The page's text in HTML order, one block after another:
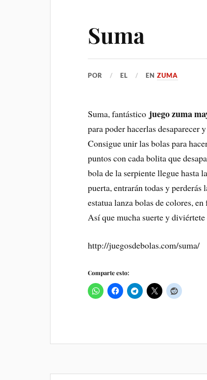
Suma
POR EL ENZUMA
Suma, fantástico juego zuma
para poder hacerlas desaparecer
Consigue unir las bolas para
puntos con cada bolita que
bola de la serpiente llegue hasta
puerta, entrarán todas y
estatua lanza bolas de colores, en
Así que mucha suerte y
http://juegosdebolas.com/suma/
Comparte esto: